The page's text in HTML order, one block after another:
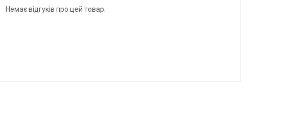
Немає відгуків про цей товар.